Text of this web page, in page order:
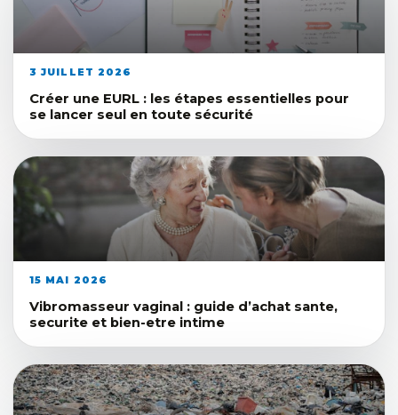
3 JUILLET 2026
Créer une EURL : les étapes essentielles pour
se lancer seul en toute sécurité
15 MAI 2026
Vibromasseur vaginal : guide d’achat sante,
securite et bien-etre intime